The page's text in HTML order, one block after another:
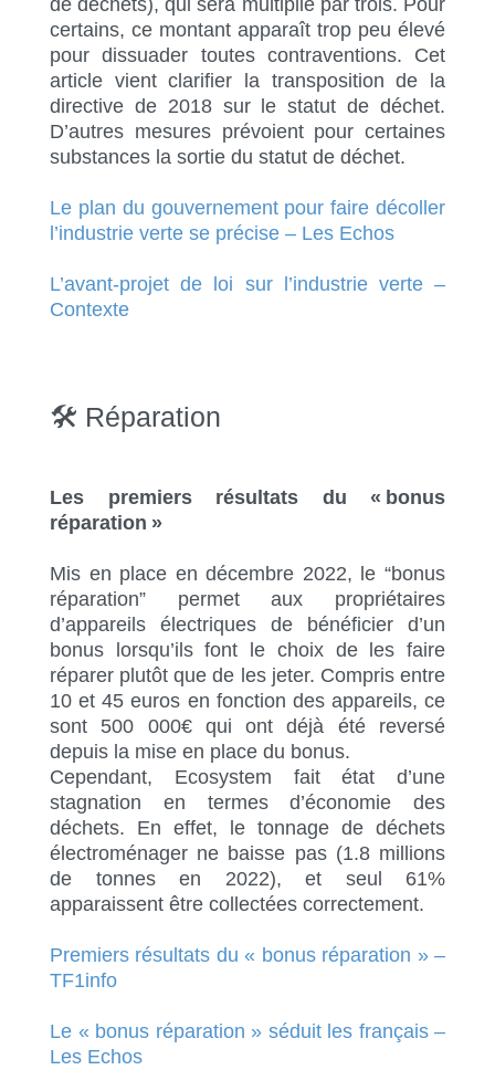
de déchets), qui sera multiplié par trois. Pour
certains, ce montant apparaît trop peu élevé
pour dissuader toutes contraventions. Cet
article vient clarifier la transposition de la
directive de 2018 sur le statut de déchet.
D’autres mesures prévoient pour certaines
substances la sortie du statut de déchet.
Le plan du gouvernement pour faire décoller
l’industrie verte se précise – Les Echos
L’avant-projet de loi sur l’industrie verte –
Contexte
🛠 Réparation
Les premiers résultats du « bonus
réparation »
Mis en place en décembre 2022, le “bonus
réparation” permet aux propriétaires
d’appareils électriques de bénéficier d’un
bonus lorsqu’ils font le choix de les faire
réparer plutôt que de les jeter. Compris entre
10 et 45 euros en fonction des appareils, ce
sont 500 000€ qui ont déjà été reversé
depuis la mise en place du bonus.
Cependant, Ecosystem fait état d’une
stagnation en termes d’économie des
déchets. En effet, le tonnage de déchets
électroménager ne baisse pas (1.8 millions
de tonnes en 2022), et seul 61%
apparaissent être collectées correctement.
Premiers résultats du « bonus réparation » –
TF1info
Le « bonus réparation » séduit les français –
Les Echos